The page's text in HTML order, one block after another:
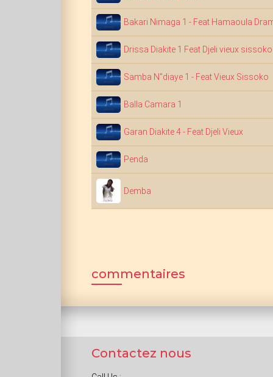
Bakari Nimaga 1 - Feat Hamaoula
Drissa Diakite 1 Feat Djeli vieux sissoko
Samba N"diaye 1 - Feat Vieux Sissoko
Balla Camara 1
Garan Diakite 4 - Feat Djeli Vieux
Penda
Demba
commentaires
Contactez nous